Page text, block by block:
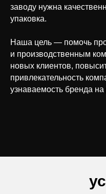
заводу нужна
упаковка.
Наша цель — помочь
и производственным
новых клиентов,
привлекательность
узнаваемость бренда